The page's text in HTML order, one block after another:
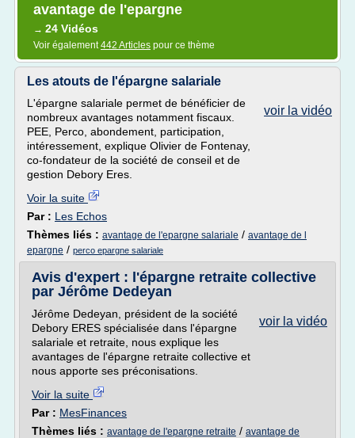
avantage de l'epargne
→ 24 Vidéos
Voir également442 Articles pour ce thème
Les atouts de l'épargne salariale
voir la vidéo
L'épargne salariale permet de bénéficier de
nombreux avantages notamment fiscaux.
PEE, Perco, abondement, participation,
intéressement, explique Olivier de Fontenay,
co-fondateur de la société de conseil et de
gestion Debory Eres.
Voir la suite
Par : Les Echos
Thèmes liés : avantage de l'epargne salariale / avantage de l
epargne / perco epargne salariale
Avis d'expert : l'épargne retraite collective
par Jérôme Dedeyan
voir la vidéo
Jérôme Dedeyan, président de la société
Debory ERES spécialisée dans l'épargne
salariale et retraite, nous explique les
avantages de l'épargne retraite collective et
nous apporte ses préconisations.
Voir la suite
Par : MesFinances
Thèmes liés : avantage de l'epargne retraite / avantage de